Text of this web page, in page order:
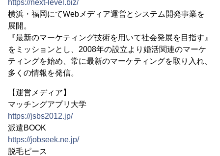
https://next-level.biz/
横浜・福岡にてWebメディア運営とシステム開発事業を
展開。
『最新のマーケティング技術を用いて社会発展を目指す』
をミッションとし、2008年の設立より婚活関連のマーケ
ティングを始め、常に最新のマーケティングを取り入れ、
多くの情報を発信。
【運営メディア】
マッチングアプリ大学
https://jsbs2012.jp/
派遣BOOK
https://jobseek.ne.jp/
脱毛ピース